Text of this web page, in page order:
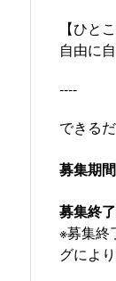
【ひと
自由に
----
できる
募集期
募集終
※募集終
グによ